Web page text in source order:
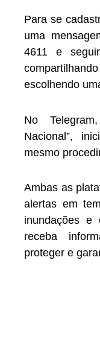
Para se
uma
4611 e
escolhendo
No
Nacional”,
mesmo
Ambas as
alertas em
inundações e
receba
proteger e